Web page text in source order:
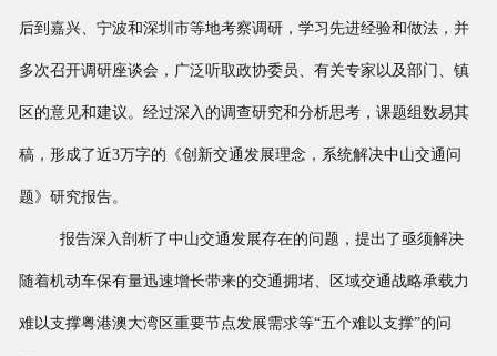
后到嘉兴、宁波和深圳市等地考察调研，学习先进经验和做法，并
多次召开调研座谈会，广泛听取政协委员、有关专家以及部门、镇
区的意见和建议。经过深入的调查研究和分析思考，课题组数易其
稿，形成了近3万字的《创新交通发展理念，系统解决中山交通问
题》研究报告。
报告深入剖析了中山交通发展存在的问题，提出了亟须解决
随着机动车保有量迅速增长带来的交通拥堵、区域交通战略承载力
难以支撑粤港澳大湾区重要节点发展需求等“五个难以支撑”的问